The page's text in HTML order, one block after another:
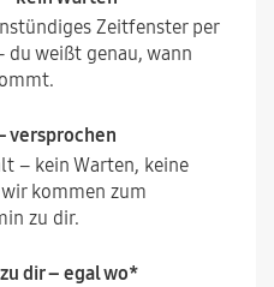
Zeitfenster per
weißt genau, wann
versprochen
– kein Warten, keine
kommen zum
zu dir.
dir – egal wo*